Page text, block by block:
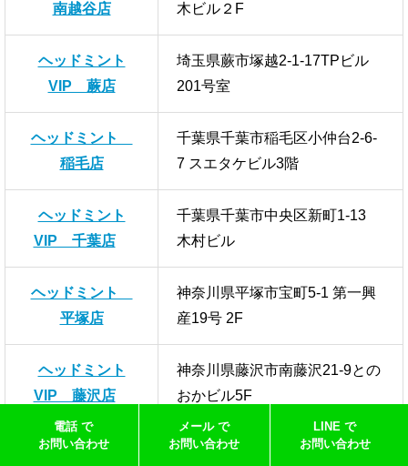
南越谷店
木ビル２F
ヘッドミント
VIP 蕨店
埼玉県蕨市塚越2-1-17TPビル
201号室
ヘッドミント
稲毛店
千葉県千葉市稲毛区小仲台2-6-
7 スエタケビル3階
ヘッドミント
VIP 千葉店
千葉県千葉市中央区新町1-13
木村ビル
ヘッドミント
平塚店
神奈川県平塚市宝町5-1 第一興
産19号 2F
ヘッドミント
VIP 藤沢店
神奈川県藤沢市南藤沢21-9との
おかビル5F
ヘッドミント
栃木県宇都宮市東宿郷１丁目４
電話 で
お問い合わせ
メール で
お問い合わせ
LINE で
お問い合わせ